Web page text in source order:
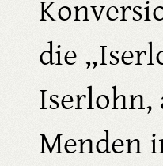
die
Iserlohn,
Menden